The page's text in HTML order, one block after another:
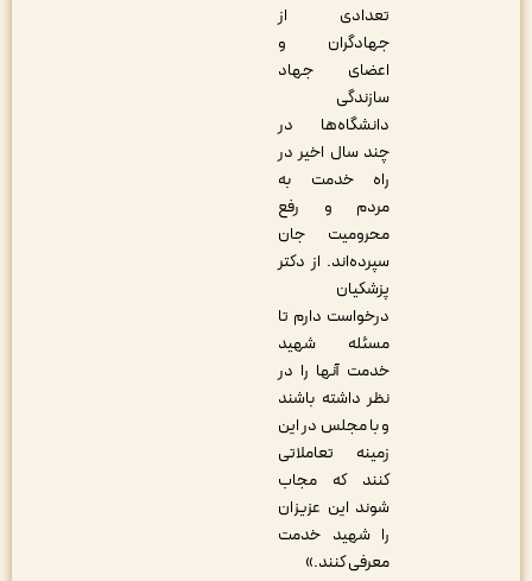
تعدادی از
جهادگران و
اعضای جهاد
سازندگی
دانشگاه‌ها در
چند سال اخیر در
راه خدمت به
مردم و رفع
محرومیت جان
سپرده‌اند. از دکتر
درخواست دارم تا
مسئله شهید
خدمت آنها را در
نظر داشته باشند
و با مجلس در این
زمینه تعاملاتی
کنند که مجاب
شوند این عزیزان
را شهید خدمت
معرفی کنند.»